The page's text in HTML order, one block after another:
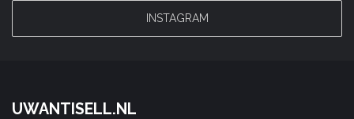
INSTAGRAM
UWANTISELL.NL